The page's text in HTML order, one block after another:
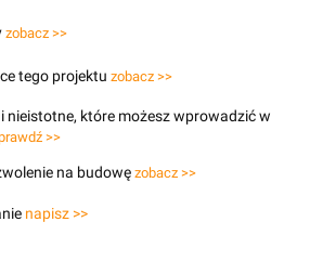
zobacz >>
tego projektu zobacz >>
nieistotne, które możesz wprowadzić w
>>
na budowę zobacz >>
napisz >>